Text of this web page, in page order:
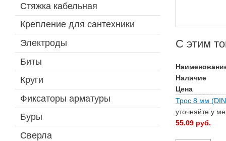
Стяжка кабельная
Крепление для сантехники
Электроды
Биты
Круги
Фиксаторы арматуры
Буры
Сверла
C этим
Наличие
Цена
Трос 8 мм
уточняйте у
55.09 руб.